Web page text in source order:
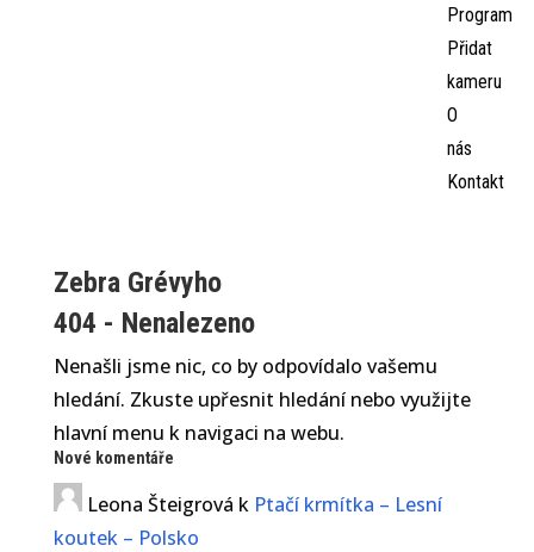
Program
Přidat
kameru
O
nás
Kontakt
Zebra Grévyho
404 - Nenalezeno
Nenašli jsme nic, co by odpovídalo vašemu
hledání. Zkuste upřesnit hledání nebo využijte
hlavní menu k navigaci na webu.
Nové komentáře
Leona Šteigrová k Ptačí krmítka – Lesní
koutek – Polsko